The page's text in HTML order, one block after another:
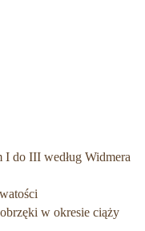
I do III według Widmera
w okresie ciąży